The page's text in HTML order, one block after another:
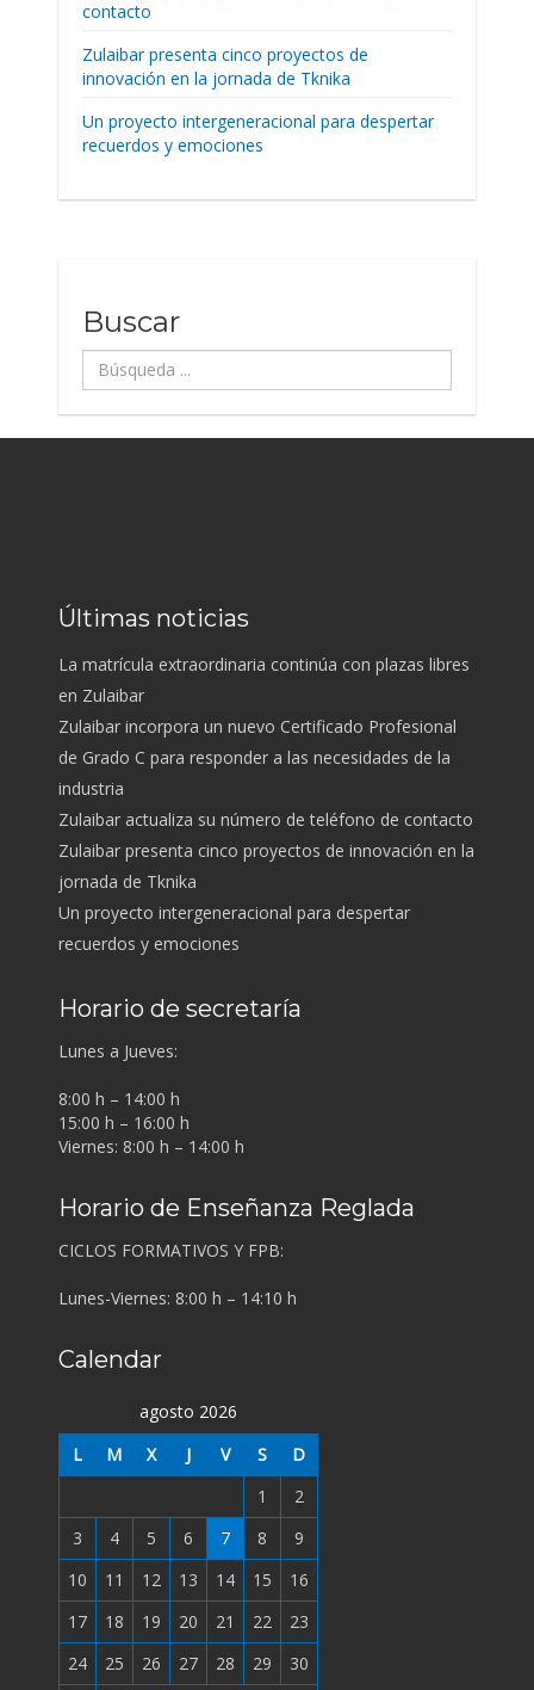
contacto
Zulaibar presenta cinco proyectos de
innovación en la jornada de Tknika
Un proyecto intergeneracional para despertar
recuerdos y emociones
Buscar
Búsqueda
...
Últimas noticias
La matrícula extraordinaria continúa con plazas libres
en Zulaibar
Zulaibar incorpora un nuevo Certificado Profesional
de Grado C para responder a las necesidades de la
industria
Zulaibar actualiza su número de teléfono de contacto
Zulaibar presenta cinco proyectos de innovación en la
jornada de Tknika
Un proyecto intergeneracional para despertar
recuerdos y emociones
Horario de secretaría
Lunes a Jueves:
8:00 h – 14:00 h
15:00 h – 16:00 h
Viernes: 8:00 h – 14:00 h
Horario de Enseñanza Reglada
CICLOS FORMATIVOS Y FPB:
Lunes-Viernes: 8:00 h – 14:10 h
Calendar
agosto 2026
L
M X J V S
D
1
2
3
4 5 6 7 8
9
10
11 12 13 14 15
16
17
18 19 20 21 22
23
24
25 26 27 28 29 30